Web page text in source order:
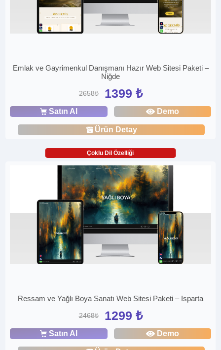
Emlak ve Gayrimenkul Danışmanı Hazır Web Sitesi Paketi –
Niğde
2658₺ 1399 ₺
Satın Al Demo
Ürün Detay
Çoklu Dil Özelliği
Ressam ve Yağlı Boya Sanatı Web Sitesi Paketi – Isparta
2468₺ 1299 ₺
Satın Al Demo